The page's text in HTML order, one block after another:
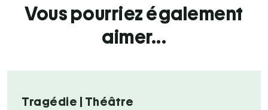
Vous pourriez également
aimer...
Tragédie | Théâtre